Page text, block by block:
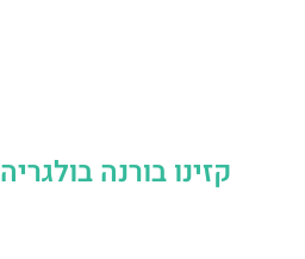
קזינו בורנה בולגריה